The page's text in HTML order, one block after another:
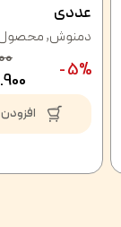
عددی
دمنوش,
5% -